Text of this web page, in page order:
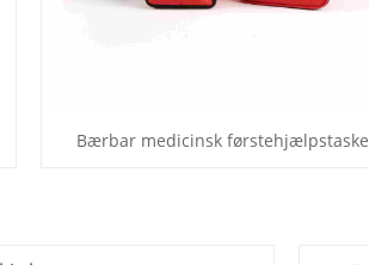
Bærbar medicinsk førstehjælpstaske